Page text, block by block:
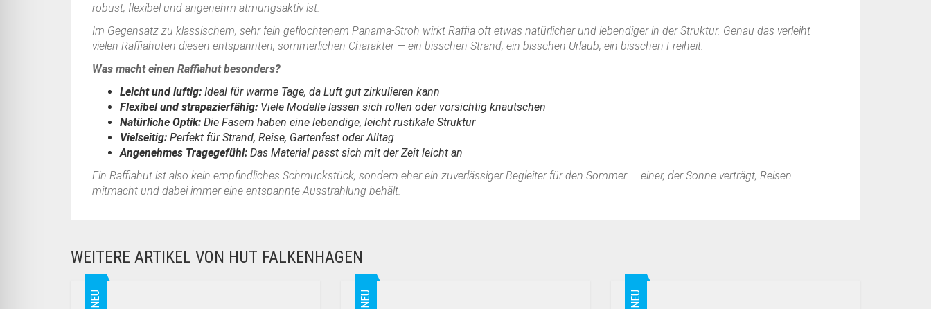
robust, flexibel und angenehm atmungsaktiv ist.
Im Gegensatz zu klassischem, sehr fein geflochtenem Panama-Stroh wirkt Raffia oft etwas natürlicher und lebendiger in der Struktur. Genau das verleiht
vielen Raffiahüten diesen entspannten, sommerlichen Charakter — ein bisschen Strand, ein bisschen Urlaub, ein bisschen Freiheit.
Was macht einen Raffiahut besonders?
Leicht und luftig: Ideal für warme Tage, da Luft gut zirkulieren kann
Flexibel und strapazierfähig: Viele Modelle lassen sich rollen oder vorsichtig knautschen
Natürliche Optik: Die Fasern haben eine lebendige, leicht rustikale Struktur
Vielseitig: Perfekt für Strand, Reise, Gartenfest oder Alltag
Angenehmes Tragegefühl: Das Material passt sich mit der Zeit leicht an
Ein Raffiahut ist also kein empfindliches Schmuckstück, sondern eher ein zuverlässiger Begleiter für den Sommer — einer, der Sonne verträgt, Reisen
mitmacht und dabei immer eine entspannte Ausstrahlung behält.
WEITERE ARTIKEL VON HUT FALKENHAGEN
NEU NEU NEU